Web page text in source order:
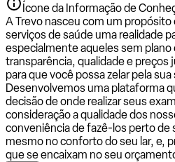
Ícone da Informação de
A Trevo nasceu com um propósito
serviços de saúde uma realidade
especialmente aqueles sem
transparência, qualidade e
para que você possa zelar pela
Desenvolvemos uma plataforma
decisão de onde realizar seus
consideração a qualidade dos
conveniência de fazê-los perto de
mesmo no conforto do seu lar, e,
que se encaixam no seu